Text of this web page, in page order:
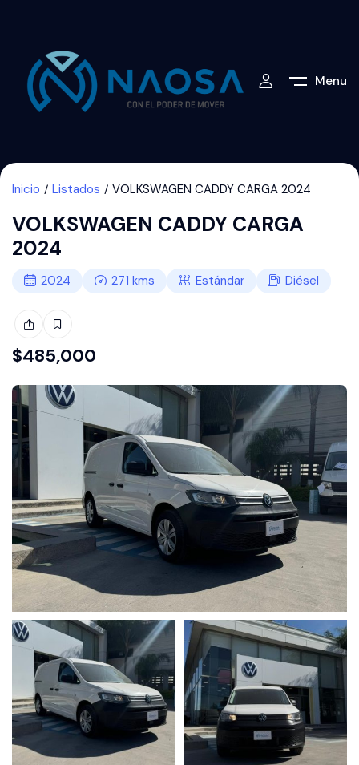
Menu
Inicio Listados VOLKSWAGEN CADDY CARGA 2024
VOLKSWAGEN CADDY CARGA
2024
2024 271 kms Estándar Diésel
$485,000